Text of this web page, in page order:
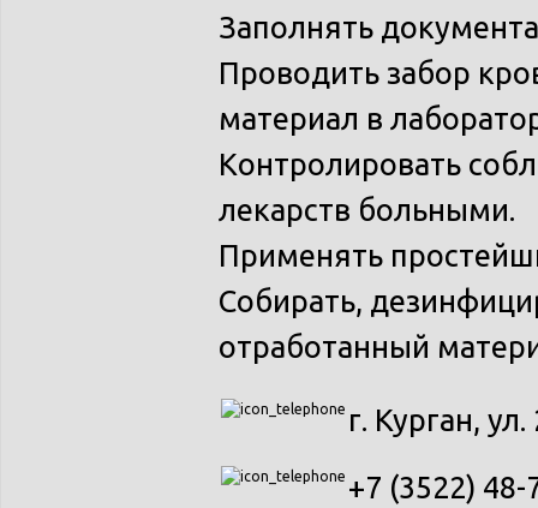
Заполнять
Проводить забор
материал в
Контролировать
лекарств больными.
Применять
Собирать,
отработанный
г. Курган,
+7 (3522) 48-